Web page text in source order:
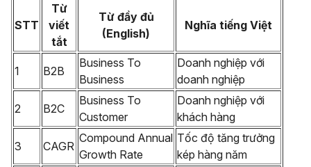
STT
Từ
viết
tắt
Từ đầy đủ
(English)
Nghĩa tiếng Việt
1 B2B
Business To
Business
Doanh nghiệp với
doanh nghiệp
2 B2C
Business To
Customer
Doanh nghiệp với
khách hàng
3 CAGR
Compound Annual
Growth Rate
Tốc độ tăng trưởng
kép hàng năm